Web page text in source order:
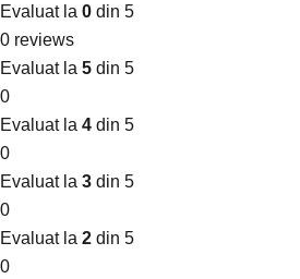
Evaluat la 0 din 5
0 reviews
Evaluat la 5 din 5
0
Evaluat la 4 din 5
0
Evaluat la 3 din 5
0
Evaluat la 2 din 5
0